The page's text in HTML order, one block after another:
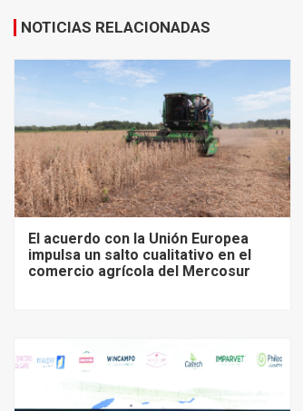
NOTICIAS RELACIONADAS
El acuerdo con la Unión Europea
impulsa un salto cualitativo en el
comercio agrícola del Mercosur